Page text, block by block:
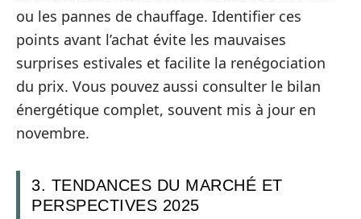
ou les pannes de chauffage. Identifier ces
points avant l’achat évite les mauvaises
surprises estivales et facilite la renégociation
du prix. Vous pouvez aussi consulter le bilan
énergétique complet, souvent mis à jour en
novembre.
3. TENDANCES DU MARCHÉ ET
PERSPECTIVES 2025